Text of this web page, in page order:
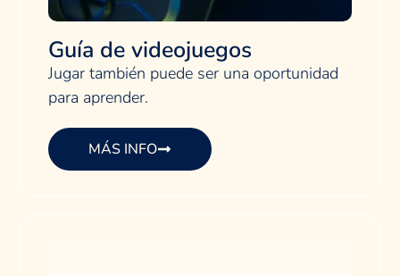
Guía de videojuegos
Jugar también puede ser una oportunidad
para aprender.
MÁS INFO